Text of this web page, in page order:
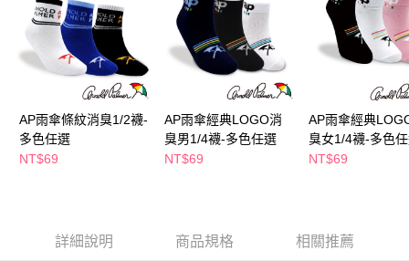
ATM／網路銀行／等多元方式進行付款，方視為交易完成。
※ 請注意：結帳手續完成當下不需立刻繳費，但若您需要取消訂單，請聯絡
購買商品的店家。未經商家同意取消之訂單仍視為有效，需透過AFTEE先享
後付繳納相關費用。
※ 交易是否成功請以「AFTEE先享後付 」之結帳頁面顯示為準，若有關於
是否繳費成功／繳費後需取消欲退款等相關疑問，請聯繫「AFTEE先享後付
【注意事項】
１．透過由恩沛科技股份有限公司提供之「AFTEE先享後付」服務完成之交
３．未成年的使用者請事先徵得法定代理人或監護人之同意方可使用
萊爾富取貨付款
每筆NT$65，滿NT$490(含以上)免運費
付款後萊爾富取貨
每筆NT$65，滿NT$490(含以上)免運費
7-11取貨付款
每筆NT$65，滿NT$490(含以上)免運費
宅配(本島)
AP雨傘條紋消臭1/2襪-
多色任選
NT$69
AP雨傘經典LOGO消
臭男1/4襪-多色任選
NT$69
AP雨傘經典
臭女1/4襪-多色
NT$69
詳細說明 商品規格 相關推薦